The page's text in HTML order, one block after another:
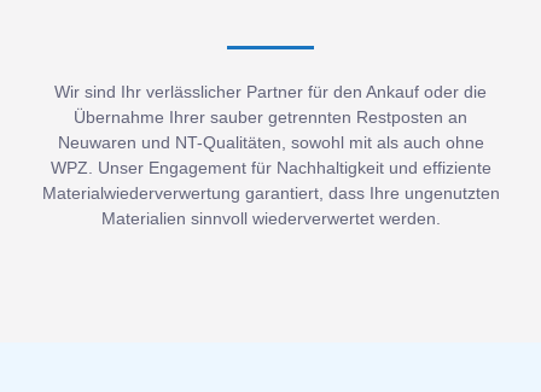
Wir sind Ihr verlässlicher Partner für den Ankauf oder die
Übernahme Ihrer sauber getrennten Restposten an
Neuwaren und NT-Qualitäten, sowohl mit als auch ohne
WPZ. Unser Engagement für Nachhaltigkeit und effiziente
Materialwiederverwertung garantiert, dass Ihre ungenutzten
Materialien sinnvoll wiederverwertet werden.